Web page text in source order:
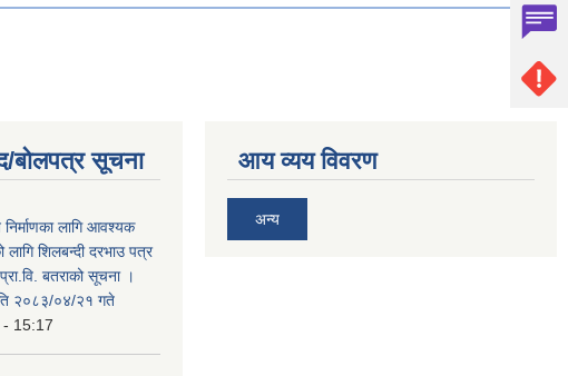
बोलपत्र सूचना
लागि आवश्यक
लागि शिलबन्दी दरभाउ पत्र
बतराको सूचना ।
२०८३/०४/२१ गते
15:17
आय व्यय विवरण
अन्य